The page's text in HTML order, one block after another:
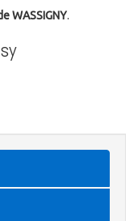
WASSIGNY.